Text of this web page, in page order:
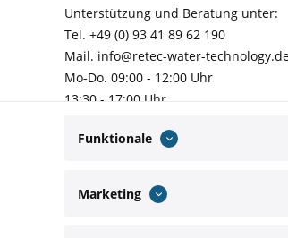
Unterstützung und Beratung unter:
Tel. +49 (0) 93 41 89 62 190
Mail. info@retec-water-
Mo-Do. 09:00 - 12:00 Uhr
13:30 - 17:00 Uhr
Funktionale
Marketing